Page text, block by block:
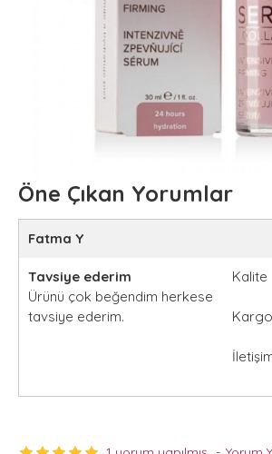
Öne Çıkan Yorumlar
Fatma Y
Tavsiye ederim
Ürünü çok beğendim herkese
tavsiye ederim.
Kalite